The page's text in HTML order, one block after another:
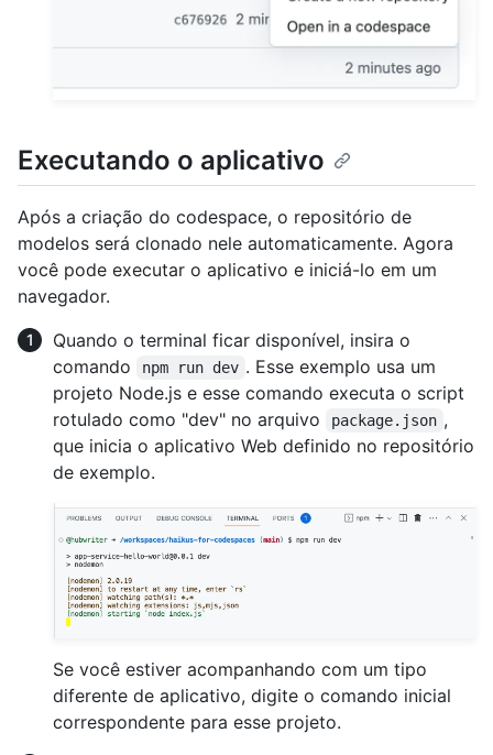
Executando o aplicativo
Após a criação do codespace, o repositório de
modelos será clonado nele automaticamente. Agora
você pode executar o aplicativo e iniciá-lo em um
navegador.
Quando o terminal ficar disponível, insira o
comando
npm run dev . Esse exemplo usa um
projeto Node.js e esse comando executa o script
rotulado como "dev" no arquivo
package.json ,
que inicia o aplicativo Web definido no repositório
de exemplo.
Se você estiver acompanhando com um tipo
diferente de aplicativo, digite o comando inicial
correspondente para esse projeto.